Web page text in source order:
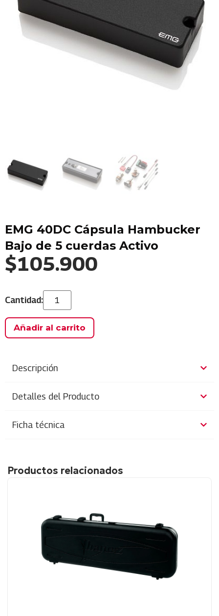
EMG 40DC Cápsula Hambucker
Bajo de 5 cuerdas Activo
$105.900
Añadir al carrito
Descripción
Detalles del Producto
Ficha técnica
Productos relacionados